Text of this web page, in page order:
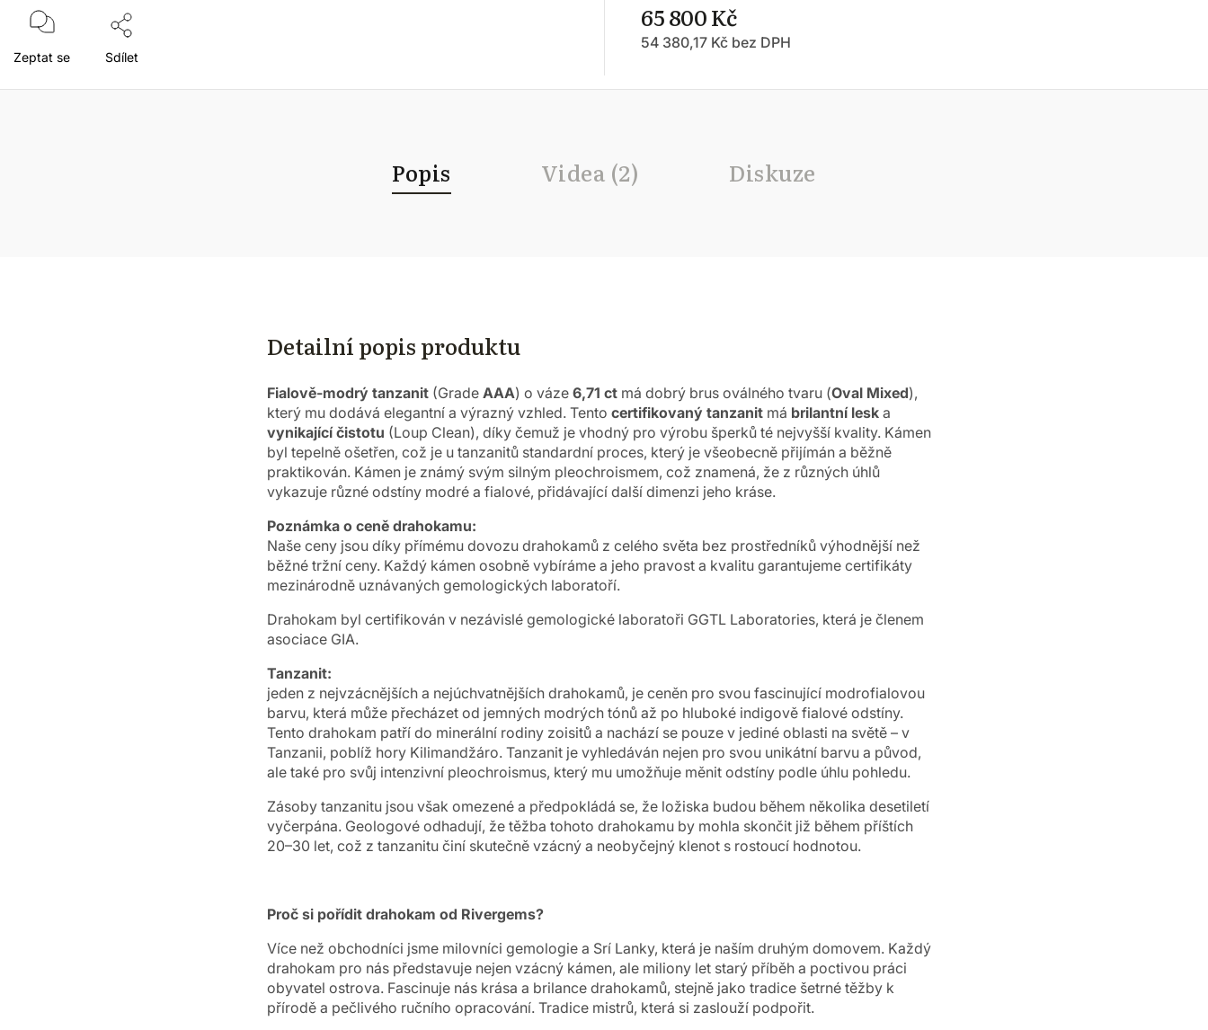
Zeptat se Sdílet
65 800 Kč
54 380,17 Kč bez DPH
Popis Videa (2) Diskuze
Detailní popis produktu
Fialově-modrý tanzanit (Grade AAA) o váze 6,71 ct má dobrý brus oválného tvaru (Oval Mixed),
který mu dodává elegantní a výrazný vzhled. Tento certifikovaný tanzanit má brilantní lesk a
vynikající čistotu (Loup Clean), díky čemuž je vhodný pro výrobu šperků té nejvyšší kvality. Kámen
byl tepelně ošetřen, což je u tanzanitů standardní proces, který je všeobecně přijímán a běžně
praktikován. Kámen je známý svým silným pleochroismem, což znamená, že z různých úhlů
vykazuje různé odstíny modré a fialové, přidávající další dimenzi jeho kráse.
Poznámka o ceně drahokamu:
Naše ceny jsou díky přímému dovozu drahokamů z celého světa bez prostředníků výhodnější než
běžné tržní ceny. Každý kámen osobně vybíráme a jeho pravost a kvalitu garantujeme certifikáty
mezinárodně uznávaných gemologických laboratoří.
Drahokam byl certifikován v nezávislé gemologické laboratoři GGTL Laboratories, která je členem
asociace GIA.
Tanzanit:
jeden z nejvzácnějších a nejúchvatnějších drahokamů, je ceněn pro svou fascinující modrofialovou
barvu, která může přecházet od jemných modrých tónů až po hluboké indigově fialové odstíny.
Tento drahokam patří do minerální rodiny zoisitů a nachází se pouze v jediné oblasti na světě – v
Tanzanii, poblíž hory Kilimandžáro. Tanzanit je vyhledáván nejen pro svou unikátní barvu a původ,
ale také pro svůj intenzivní pleochroismus, který mu umožňuje měnit odstíny podle úhlu pohledu.
Zásoby tanzanitu jsou však omezené a předpokládá se, že ložiska budou během několika desetiletí
vyčerpána. Geologové odhadují, že těžba tohoto drahokamu by mohla skončit již během příštích
20–30 let, což z tanzanitu činí skutečně vzácný a neobyčejný klenot s rostoucí hodnotou.
Proč si pořídit drahokam od Rivergems?
Více než obchodníci jsme milovníci gemologie a Srí Lanky, která je naším druhým domovem. Každý
drahokam pro nás představuje nejen vzácný kámen, ale miliony let starý příběh a poctivou práci
obyvatel ostrova. Fascinuje nás krása a brilance drahokamů, stejně jako tradice šetrné těžby k
přírodě a pečlivého ručního opracování. Tradice mistrů, která si zaslouží podpořit.